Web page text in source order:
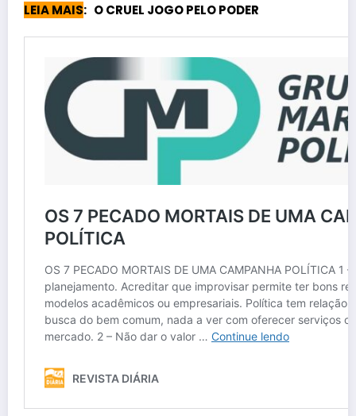
LEIA MAIS: O CRUEL JOGO PELO PODER